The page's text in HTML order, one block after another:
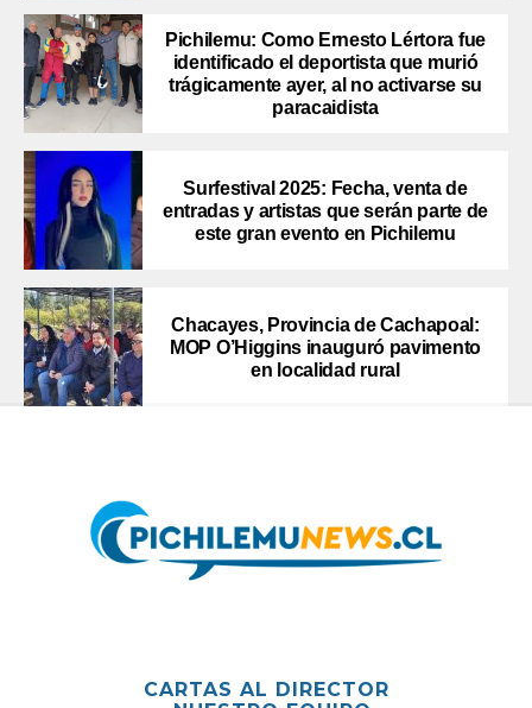
Pichilemu: Como Ernesto Lértora fue
identificado el deportista que murió
trágicamente ayer, al no activarse su
paracaidista
Surfestival 2025: Fecha, venta de
entradas y artistas que serán parte de
este gran evento en Pichilemu
Chacayes, Provincia de Cachapoal:
MOP O’Higgins inauguró pavimento
en localidad rural
CARTAS AL DIRECTOR